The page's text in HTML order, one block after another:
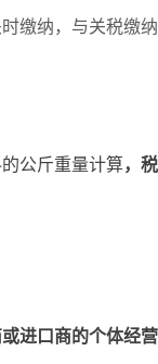
缴纳，与关税缴
公斤重量计算，
进口商的个体经